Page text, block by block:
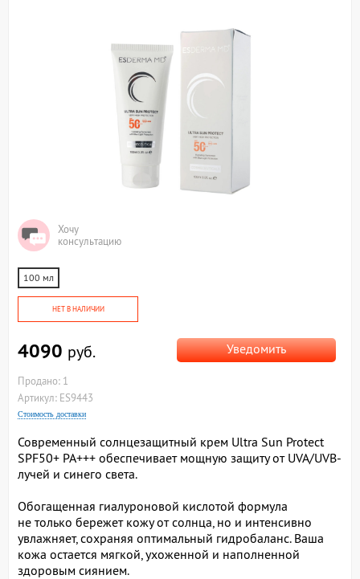
Хочу
консультацию
100 мл
НЕТ В НАЛИЧИИ
4090 руб. Уведомить
Продано: 1
Артикул: ES9443
Стоимость доставки
Современный солнцезащитный крем Ultra Sun Protect
SPF50+ PA+++ обеспечивает мощную защиту от UVA/UVB-
лучей и синего света.
Обогащенная гиалуроновой кислотой формула
не только бережет кожу от солнца, но и интенсивно
увлажняет, сохраняя оптимальный гидробаланс. Ваша
кожа остается мягкой, ухоженной и наполненной
здоровым сиянием.